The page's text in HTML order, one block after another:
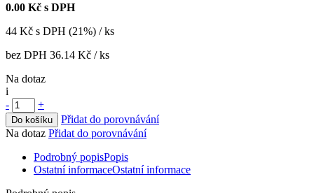
0.00 Kč s DPH
44 Kč s DPH (21%) / ks
bez DPH 36.14 Kč / ks
Na dotaz
i
-
+
Do košíku
Přidat do porovnávání
Na dotaz Přidat do porovnávání
Podrobný popisPopis
Ostatní informaceOstatní informace